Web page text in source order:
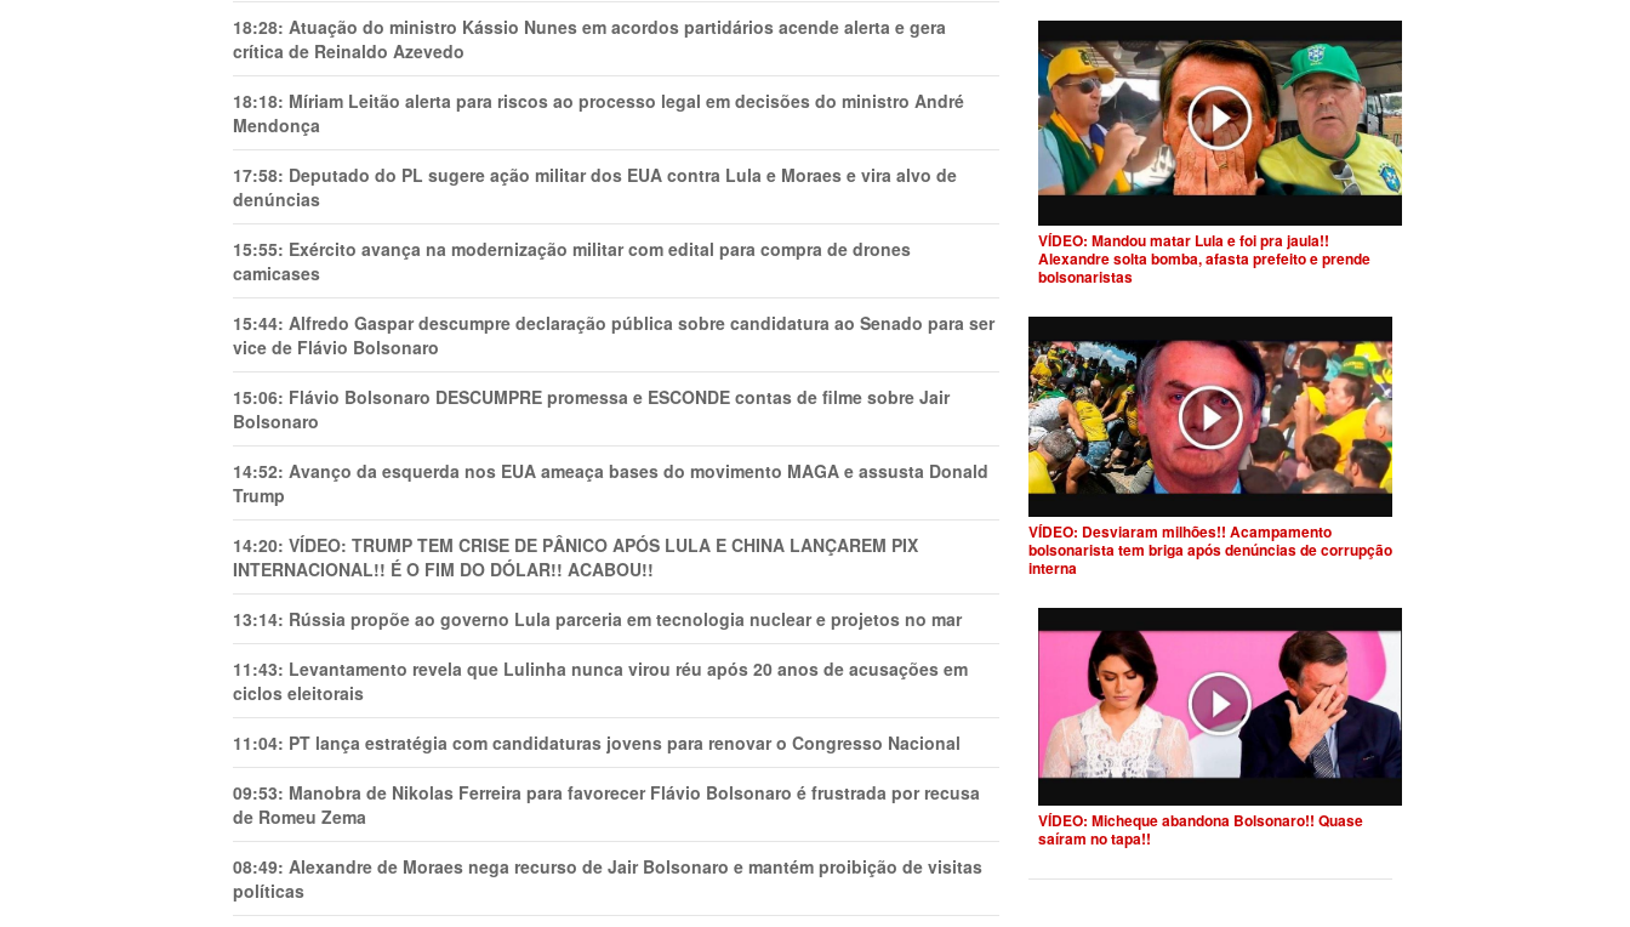
18:28: Atuação do ministro Kássio Nunes em acordos partidários acende alerta e gera
crítica de Reinaldo Azevedo
18:18: Míriam Leitão alerta para riscos ao processo legal em decisões do ministro André
Mendonça
17:58: Deputado do PL sugere ação militar dos EUA contra Lula e Moraes e vira alvo de
denúncias
15:55: Exército avança na modernização militar com edital para compra de drones
camicases
15:44: Alfredo Gaspar descumpre declaração pública sobre candidatura ao Senado para ser
vice de Flávio Bolsonaro
15:06: Flávio Bolsonaro DESCUMPRE promessa e ESCONDE contas de filme sobre Jair
Bolsonaro
14:52: Avanço da esquerda nos EUA ameaça bases do movimento MAGA e assusta Donald
Trump
14:20: VÍDEO: TRUMP TEM CRlSE DE PÂNlCO APÓS LULA E CHINA LANÇAREM PIX
INTERNACIONAL!! É O FIM DO DÓLAR!! ACABOU!!
13:14: Rússia propõe ao governo Lula parceria em tecnologia nuclear e projetos no mar
11:43: Levantamento revela que Lulinha nunca virou réu após 20 anos de acusações em
ciclos eleitorais
11:04: PT lança estratégia com candidaturas jovens para renovar o Congresso Nacional
09:53: Manobra de Nikolas Ferreira para favorecer Flávio Bolsonaro é frustrada por recusa
de Romeu Zema
08:49: Alexandre de Moraes nega recurso de Jair Bolsonaro e mantém proibição de visitas
políticas
VÍDEO: Mandou matar Lula e foi pra jaula!!
Alexandre solta bomba, afasta prefeito e prende
bolsonaristas
VÍDEO: Desviaram milhões!! Acampamento
bolsonarista tem briga após denúncias de corrupção
interna
VÍDEO: Micheque abandona Bolsonaro!! Quase
saíram no tapa!!